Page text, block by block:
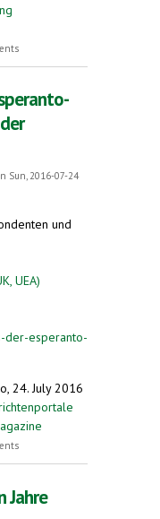
und
Sun, 2016-07-24
und
UEA)
der-esperanto-
24. July 2016
Esperanto-Sprecher
Jahre